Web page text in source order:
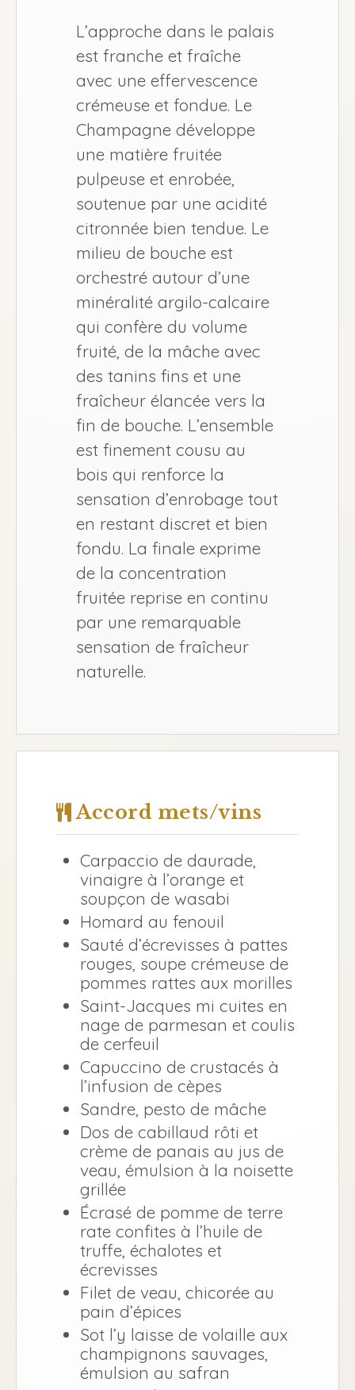
L’approche dans le palais
est franche et fraîche
avec une effervescence
crémeuse et fondue. Le
Champagne développe
une matière fruitée
pulpeuse et enrobée,
soutenue par une acidité
citronnée bien tendue. Le
milieu de bouche est
orchestré autour d’une
minéralité argilo-calcaire
qui confère du volume
fruité, de la mâche avec
des tanins fins et une
fraîcheur élancée vers la
fin de bouche. L’ensemble
est finement cousu au
bois qui renforce la
sensation d’enrobage tout
en restant discret et bien
fondu. La finale exprime
de la concentration
fruitée reprise en continu
par une remarquable
sensation de fraîcheur
naturelle.
Accord mets/vins
Carpaccio de daurade,
vinaigre à l’orange et
soupçon de wasabi
Homard au fenouil
Sauté d’écrevisses à pattes
rouges, soupe crémeuse de
pommes rattes aux morilles
Saint-Jacques mi cuites en
nage de parmesan et coulis
de cerfeuil
Capuccino de crustacés à
l’infusion de cèpes
Sandre, pesto de mâche
Dos de cabillaud rôti et
crème de panais au jus de
veau, émulsion à la noisette
grillée
Écrasé de pomme de terre
rate confites à l’huile de
truffe, échalotes et
écrevisses
Filet de veau, chicorée au
pain d’épices
Sot l’y laisse de volaille aux
champignons sauvages,
émulsion au safran